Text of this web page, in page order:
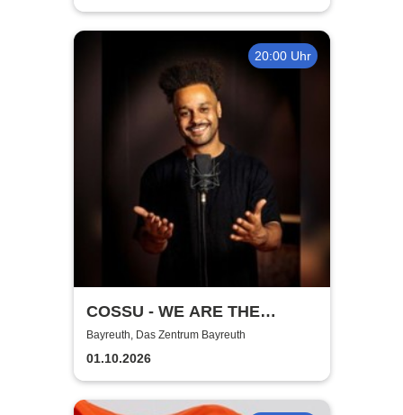
20:00 Uhr
COSSU - WE ARE THE
GERMANS - Stand-Up
Comedy
Bayreuth, Das Zentrum Bayreuth
01.10.2026